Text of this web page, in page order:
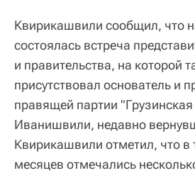
Квирикашвили сообщил, что
состоялась встреча
и правительства, на которой
присутствовал основатель и
правящей партии
Иванишвили, недавно
Квирикашвили отметил, что в
месяцев отмечались